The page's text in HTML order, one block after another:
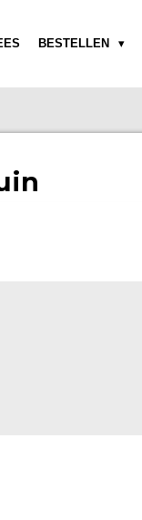
BESTELLEN